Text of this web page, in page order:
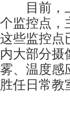
目前，上
个监控点，
这些监控点
内大部分摄
雾、温度感
胜任日常教